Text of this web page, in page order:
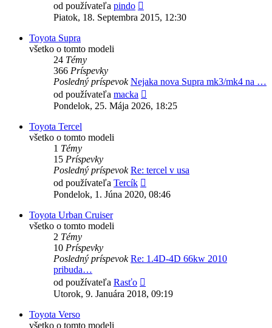
od používateľa pindo
posledný
Piatok, 18. Septembra 2015, 12:30
Toyota Supra
všetko o tomto modeli
24 Témy
366 Príspevky
Posledný príspevok Nejaka nova Supra mk3/mk4 na …
od používateľa macka
posledný
Pondelok, 25. Mája 2026, 18:25
Toyota Tercel
všetko o tomto modeli
1 Témy
15 Príspevky
Posledný príspevok Re: tercel v usa
od používateľa Tercík
posledný
Pondelok, 1. Júna 2020, 08:46
Toyota Urban Cruiser
všetko o tomto modeli
2 Témy
10 Príspevky
Posledný príspevok Re: 1.4D-4D 66kw 2010
pribuda…
od používateľa Rasťo
posledný
Utorok, 9. Januára 2018, 09:19
Toyota Verso
všetko o tomto modeli